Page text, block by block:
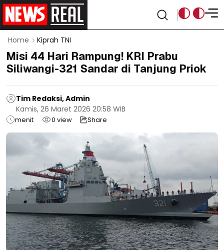
Home Kiprah TNI
Misi 44 Hari Rampung! KRI Prabu
Siliwangi-321 Sandar di Tanjung Priok
Tim Redaksi, Admin
Kamis, 26 Maret 2026 20:58 WIB
menit 0 view Share